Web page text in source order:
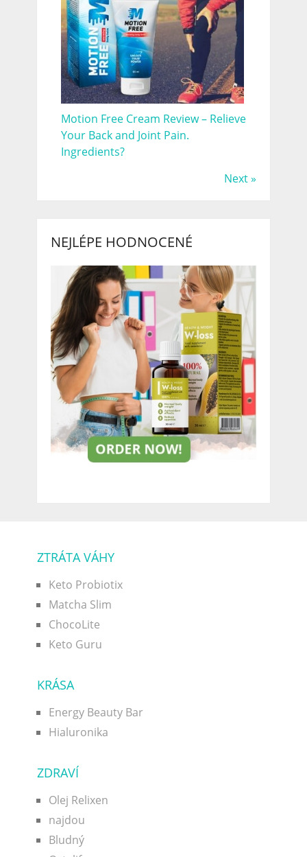
Motion Free Cream Review – Relieve
Your Back and Joint Pain.
Ingredients?
Next »
NEJLÉPE HODNOCENÉ
ZTRÁTA VÁHY
Keto Probiotix
Matcha Slim
ChocoLite
Keto Guru
KRÁSA
Energy Beauty Bar
Hialuronika
ZDRAVÍ
Olej Relixen
najdou
Bludný